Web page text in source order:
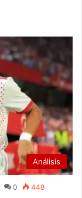
Análisis
0 448